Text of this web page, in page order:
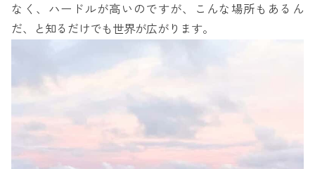
なく、ハードルが高いのですが、こんな場所もあるん
だ、と知るだけでも世界が広がります。